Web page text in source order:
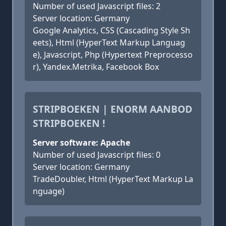
Number of used Javascript files: 2
Server location: Germany
Google Analytics, CSS (Cascading Style Sh
eets), Html (HyperText Markup Languag
e), Javascript, Php (Hypertext Preprocesso
r), Yandex.Metrika, Facebook Box
STRIPBOEKEN | ENORM AANBOD
STRIPBOEKEN !
Server software: Apache
Number of used Javascript files: 0
Server location: Germany
TradeDoubler, Html (HyperText Markup La
nguage)